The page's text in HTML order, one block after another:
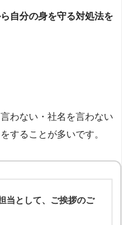
自分の身を守る対処法を
わない・社名を言わない
することが多いです。
当として、ご挨拶のご